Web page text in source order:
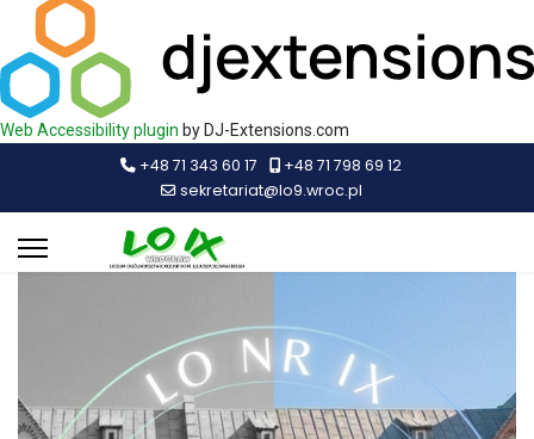
Web Accessibility plugin by DJ-Extensions.com
+48 71 343 60 17
+48 71 798 69 12
sekretariat@lo9.wroc.pl